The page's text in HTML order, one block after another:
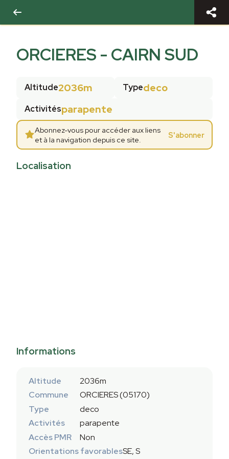
ORCIERES - CAIRN SUD
Altitude2036m Typedeco
Activitésparapente
Abonnez-vous pour accéder aux liens
et à la navigation depuis ce site.
S'abonner
Localisation
Informations
Altitude
2036m
Commune
ORCIERES (05170)
Type
deco
Activités
parapente
Accès PMR
Non
Orientations favorablesSE, S